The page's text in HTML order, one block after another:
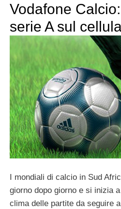
Vodafone
serie A sul
I mondiali di calcio in Sud
giorno dopo giorno e si inizia
clima delle partite da seguire